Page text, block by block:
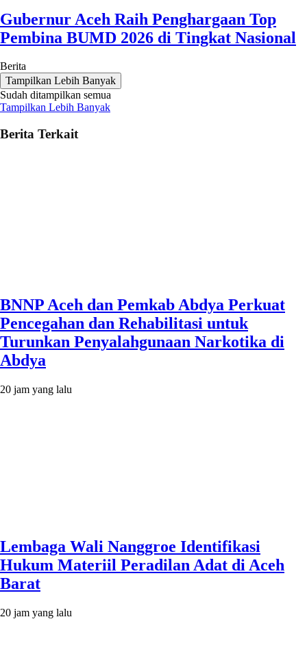
Gubernur Aceh Raih Penghargaan Top
Pembina BUMD 2026 di Tingkat Nasional
Berita
Tampilkan Lebih Banyak
Sudah ditampilkan semua
Tampilkan Lebih Banyak
Berita Terkait
BNNP Aceh dan Pemkab Abdya Perkuat
Pencegahan dan Rehabilitasi untuk
Turunkan Penyalahgunaan Narkotika di
Abdya
20 jam yang lalu
Lembaga Wali Nanggroe Identifikasi
Hukum Materiil Peradilan Adat di Aceh
Barat
20 jam yang lalu